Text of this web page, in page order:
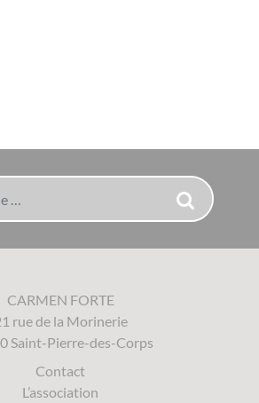
CARMEN FORTE
rue de la Morinerie
Saint-Pierre-des-Corps
Contact
L’association